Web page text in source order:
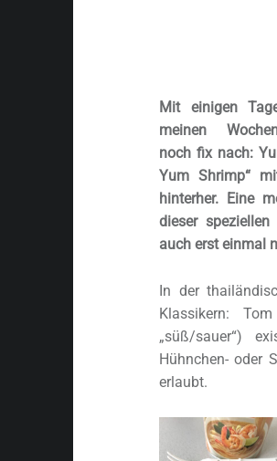
Mit einigen
meinen
noch fix nach:
Yum Shrimp“
hinterher. Eine
dieser
auch erst einmal
In der
Klassikern:
„süß/sauer“)
Hühnchen- oder
erlaubt.